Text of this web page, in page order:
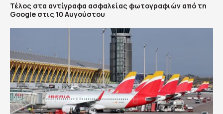
Τέλος στα αντίγραφα ασφαλείας φωτογραφιών από τη
Google στις 10 Αυγούστου